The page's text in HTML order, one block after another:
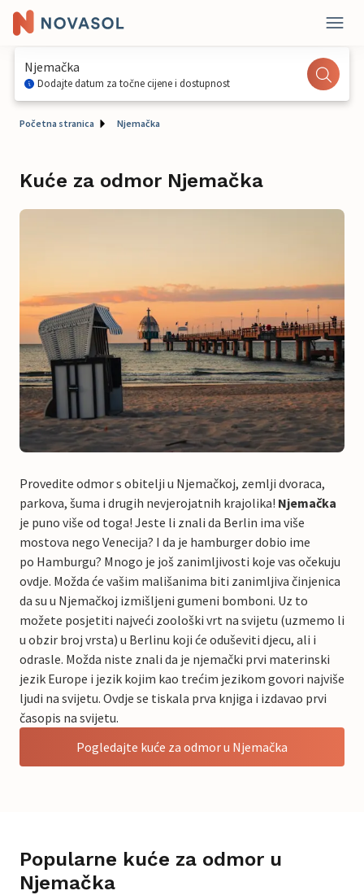
Njemačka
Dodajte datum za točne cijene i dostupnost
Početna stranica Njemačka
Kuće za odmor Njemačka
Provedite odmor s obitelji u Njemačkoj, zemlji dvoraca,
parkova, šuma i drugih nevjerojatnih krajolika! Njemačka
je puno više od toga! Jeste li znali da Berlin ima više
mostova nego Venecija? I da je hamburger dobio ime
po Hamburgu? Mnogo je još zanimljivosti koje vas očekuju
ovdje. Možda će vašim mališanima biti zanimljiva činjenica
da su u Njemačkoj izmišljeni gumeni bomboni. Uz to
možete posjetiti najveći zoološki vrt na svijetu (uzmemo li
u obzir broj vrsta) u Berlinu koji će oduševiti djecu, ali i
odrasle. Možda niste znali da je njemački prvi materinski
jezik Europe i jezik kojim kao trećim jezikom govori najviše
ljudi na svijetu. Ovdje se tiskala prva knjiga i izdavao prvi
časopis na svijetu.
Pogledajte kuće za odmor u Njemačka
Popularne kuće za odmor u
Njemačka